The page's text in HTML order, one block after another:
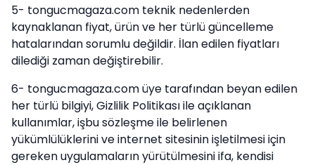
5- tongucmagaza.com teknik nedenlerden
kaynaklanan fiyat, ürün ve her türlü güncelleme
hatalarından sorumlu değildir. İlan edilen fiyatları
dilediği zaman değiştirebilir.
6- tongucmagaza.com üye tarafından beyan edilen
her türlü bilgiyi, Gizlilik Politikası ile açıklanan
kullanımlar, işbu sözleşme ile belirlenen
yükümlülüklerini ve internet sitesinin işletilmesi için
gereken uygulamaların yürütülmesini ifa, kendisi